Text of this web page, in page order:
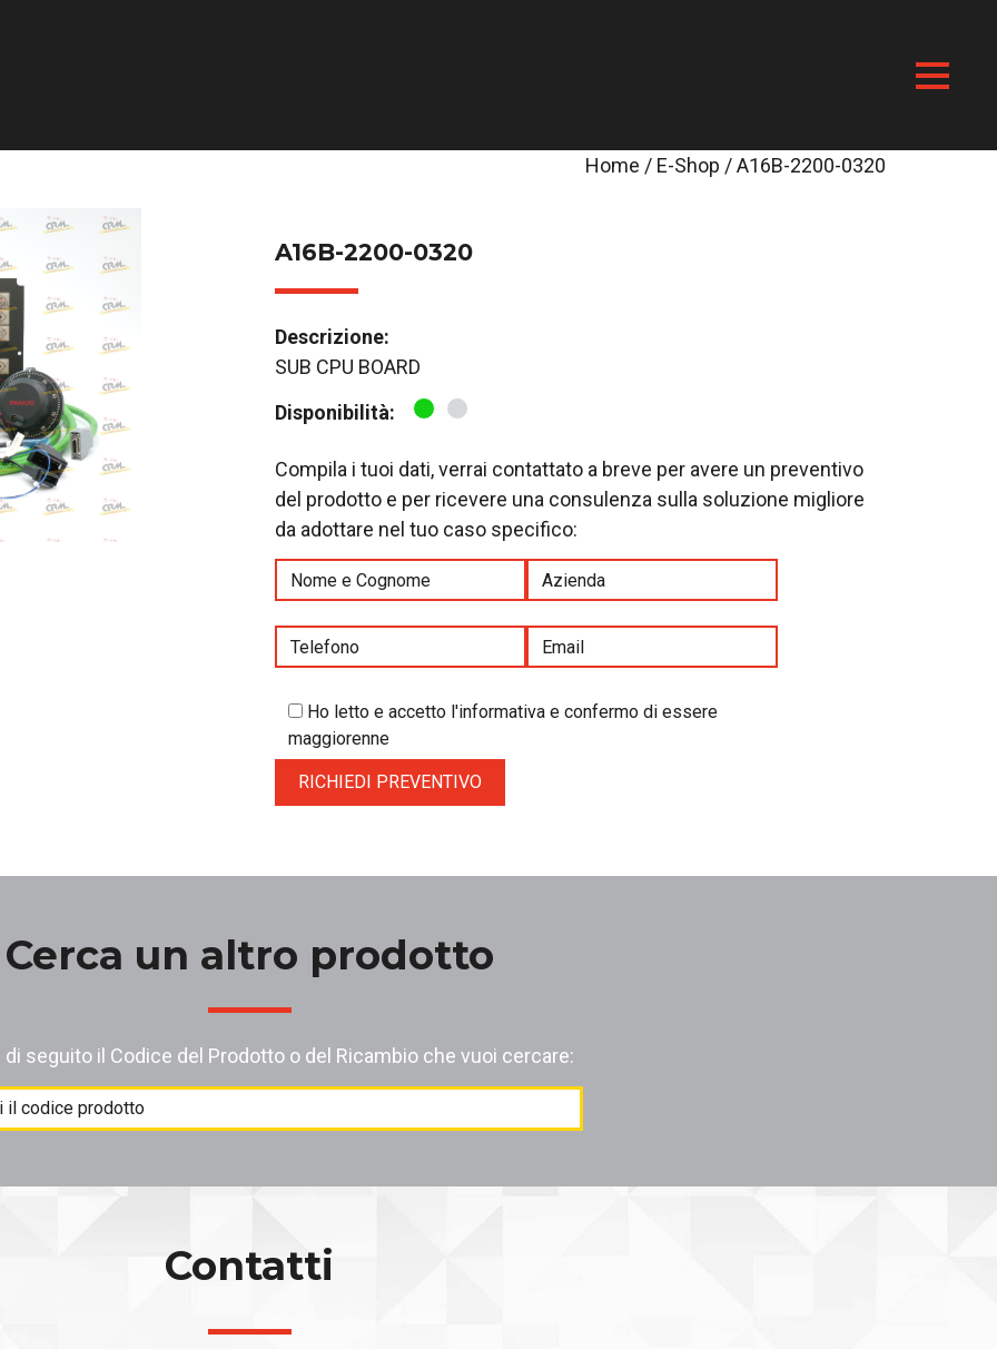
Home / E-Shop / A16B-2200-0320
A16B-2200-0320
Descrizione:
SUB CPU BOARD
Disponibilità:
Compila i tuoi dati, verrai contattato a breve per avere un preventivo
del prodotto e per ricevere una consulenza sulla soluzione migliore
da adottare nel tuo caso specifico:
Ho letto e accetto l'informativa e confermo di essere
maggiorenne
Cerca un altro prodotto
seguito il Codice del Prodotto o del Ricambio che vuoi cercare:
Contatti